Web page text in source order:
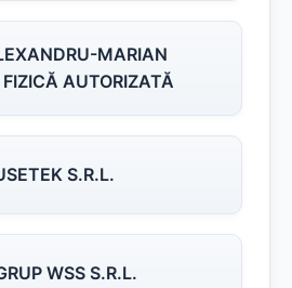
MARIAN
AUTORIZATĂ
S.R.L.
WSS S.R.L.